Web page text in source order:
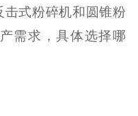
式粉碎机和圆锥粉
需求，具体选择哪